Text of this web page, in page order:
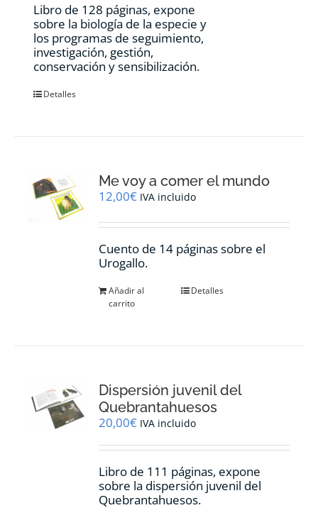
Libro de 128 páginas, expone
sobre la biología de la especie y
los programas de seguimiento,
investigación, gestión,
conservación y sensibilización.
Detalles
Me voy a comer el mundo
12,00€ IVA incluido
Cuento de 14 páginas sobre el
Urogallo.
Añadir al
carrito
Detalles
Dispersión juvenil del
Quebrantahuesos
20,00€ IVA incluido
Libro de 111 páginas, expone
sobre la dispersión juvenil del
Quebrantahuesos.